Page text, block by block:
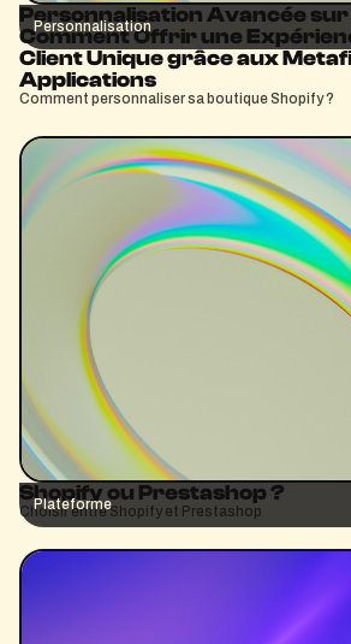
Personnalisation
Personnalisation Avancée sur
Comment Offrir une
Client Unique grâce aux
Applications
Comment personnaliser sa boutique Shopify ?
Plateforme
Shopify ou Prestashop ?
Choisir entre Shopify et Prestashop